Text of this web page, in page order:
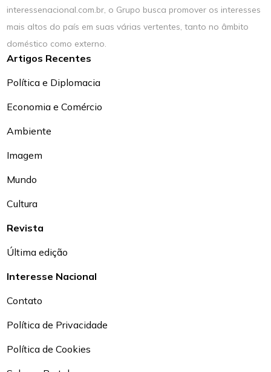
interessenacional.com.br, o Grupo busca promover os interesses
mais altos do país em suas várias vertentes, tanto no âmbito
doméstico como externo.
Artigos Recentes
Política e Diplomacia
Economia e Comércio
Ambiente
Imagem
Mundo
Cultura
Revista
Última edição
Interesse Nacional
Contato
Política de Privacidade
Política de Cookies